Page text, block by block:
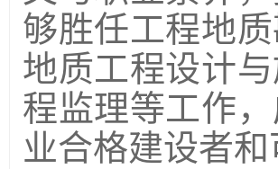
够胜任工程地
地质工程设计
程监理等工作
业合格建设者